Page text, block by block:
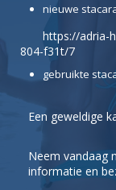
nieuwe
https://adria-
804-f31t/7
gebruikte
Een geweldige
Neem vandaag
informatie en